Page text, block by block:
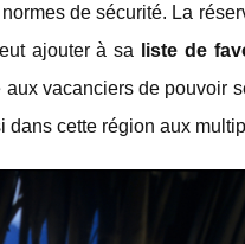
de sécurité. La
ajouter à sa liste de
vacanciers de pouvoir
cette région aux